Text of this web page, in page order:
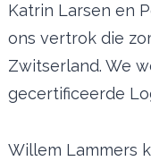
Katrin Larsen en
ons vertrok die
Zwitserland. We
gecertificeerde
Willem Lammers